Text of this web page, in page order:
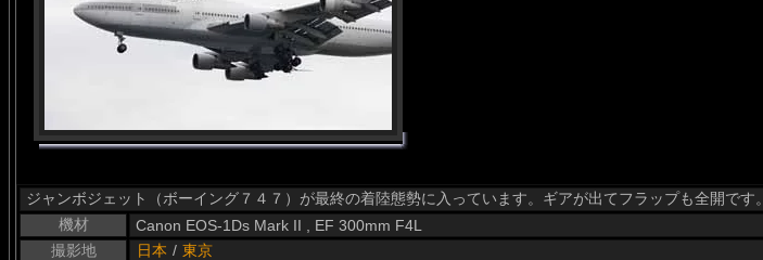
ジャンボジェット（ボーイング７４７）が最終の着陸態勢に入っています。ギアが出てフラップも全開です。
機材
Canon EOS-1Ds Mark II , EF 300mm F4L
撮影地
日本 / 東京